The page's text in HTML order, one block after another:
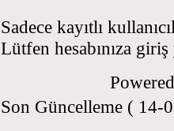
Sadece kayıtlı
Lütfen hesabınıza
Son Güncelleme ( 14-